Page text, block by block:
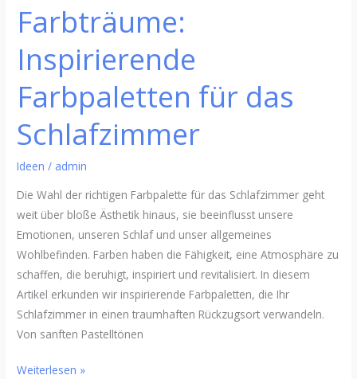
Farbträume:
Inspirierende
Farbpaletten für das
Schlafzimmer
Ideen / admin
Die Wahl der richtigen Farbpalette für das Schlafzimmer geht
weit über bloße Ästhetik hinaus, sie beeinflusst unsere
Emotionen, unseren Schlaf und unser allgemeines
Wohlbefinden. Farben haben die Fähigkeit, eine Atmosphäre zu
schaffen, die beruhigt, inspiriert und revitalisiert. In diesem
Artikel erkunden wir inspirierende Farbpaletten, die Ihr
Schlafzimmer in einen traumhaften Rückzugsort verwandeln.
Von sanften Pastelltönen
Weiterlesen »